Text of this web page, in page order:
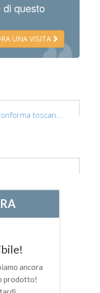
questo
UNA VISITA
toscan...